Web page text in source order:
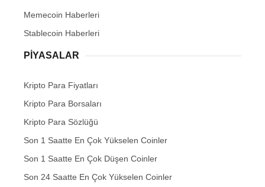
Memecoin Haberleri
Stablecoin Haberleri
PIYASALAR
Kripto Para Fiyatları
Kripto Para Borsaları
Kripto Para Sözlüğü
Son 1 Saatte En Çok Yükselen Coinler
Son 1 Saatte En Çok Düşen Coinler
Son 24 Saatte En Çok Yükselen Coinler